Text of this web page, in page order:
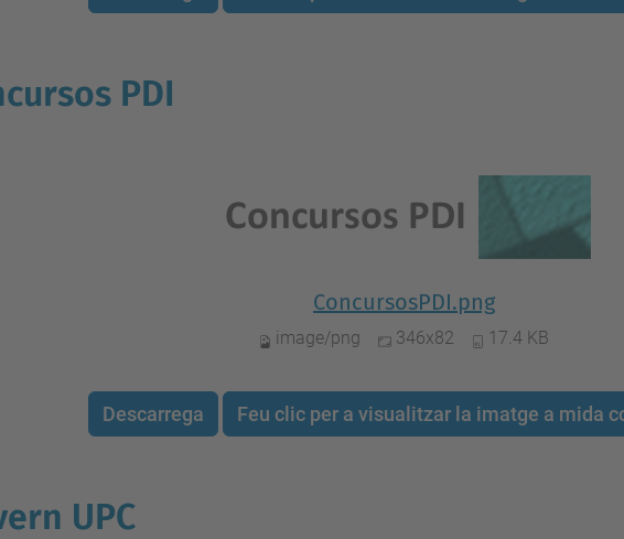
PDI
ConcursosPDI.png
image/png 346x82 17.4 KB
Descarrega Feu clic per a visualitzar la imatge a mida
UPC